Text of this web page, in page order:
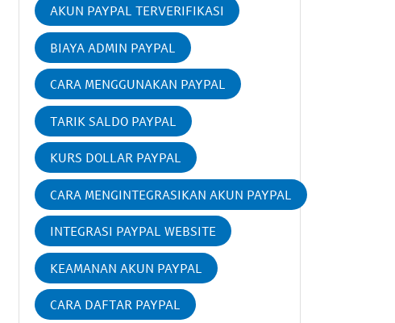
AKUN PAYPAL TERVERIFIKASI
BIAYA ADMIN PAYPAL
CARA MENGGUNAKAN PAYPAL
TARIK SALDO PAYPAL
KURS DOLLAR PAYPAL
CARA MENGINTEGRASIKAN AKUN PAYPAL
INTEGRASI PAYPAL WEBSITE
KEAMANAN AKUN PAYPAL
CARA DAFTAR PAYPAL